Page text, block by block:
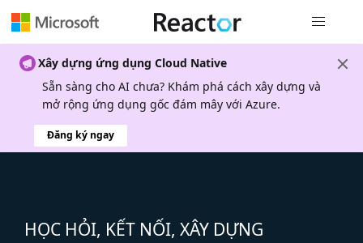
Xây dựng ứng dụng Cloud Native
Sẵn sàng cho AI chưa? Khám phá cách xây dựng và
mở rộng ứng dụng gốc đám mây với Azure.
Đăng ký ngay
HỌC HỎI, KẾT NỐI, XÂY DỰNG